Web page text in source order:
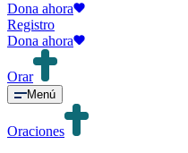
Dona ahora
Registro
Dona ahora
Orar
Menú
Oraciones